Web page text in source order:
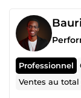
Professionnel
Ventes au